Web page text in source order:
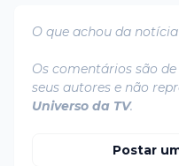
O que achou da
Os comentários são
seus autores e não
Universo da TV.
Postar